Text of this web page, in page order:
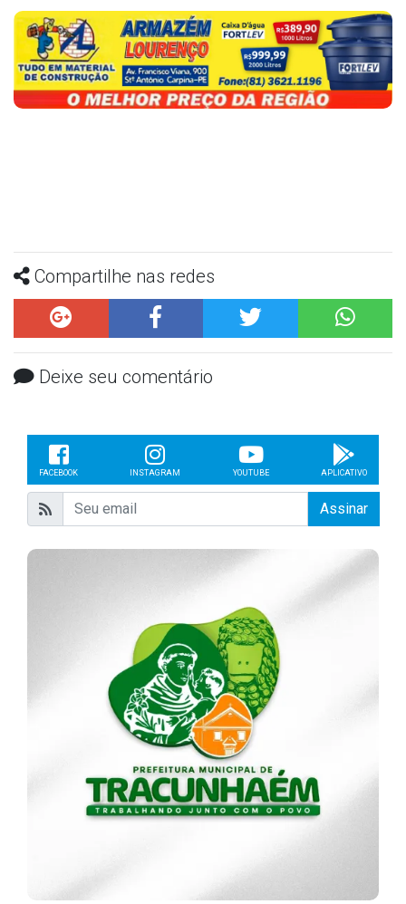
Compartilhe nas redes
Deixe seu comentário
FACEBOOK INSTAGRAM YOUTUBE APLICATIVO
Assinar